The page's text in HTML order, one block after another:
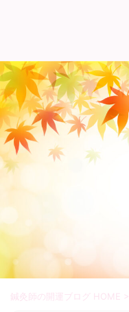
鍼灸師の開運ブログ HOME >